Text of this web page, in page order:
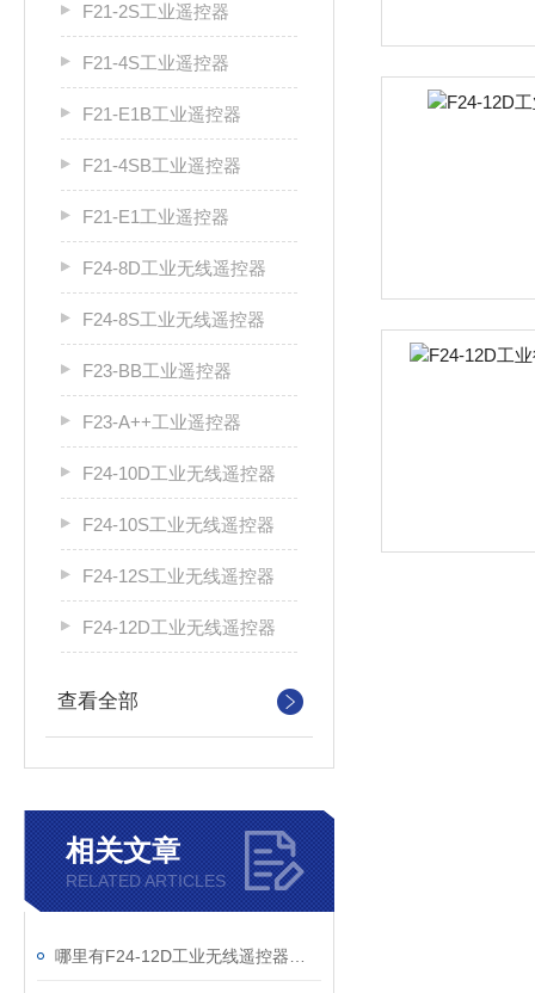
F21-2S工业遥控器
F21-4S工业遥控器
F21-E1B工业遥控器
F21-4SB工业遥控器
F21-E1工业遥控器
F24-8D工业无线遥控器
F24-8S工业无线遥控器
F23-BB工业遥控器
F23-A++工业遥控器
F24-10D工业无线遥控器
F24-10S工业无线遥控器
F24-12S工业无线遥控器
F24-12D工业无线遥控器
查看全部
相关文章
RELATED ARTICLES